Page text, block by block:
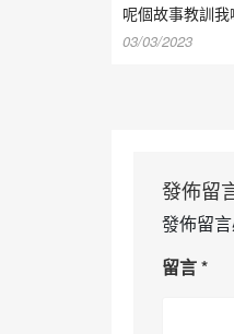
呢個故事教訓
03/03/2023
發佈留
發佈留
留言*